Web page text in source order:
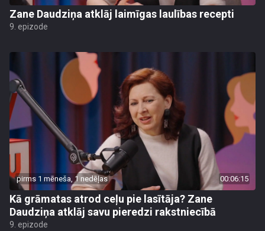
Zane Daudziņa atklāj laimīgas laulības recepti
9. epizode
pirms 1 mēneša, 1 nedēļas 00:06:15
Kā grāmatas atrod ceļu pie lasītāja? Zane
Daudziņa atklāj savu pieredzi rakstniecībā
9. epizode